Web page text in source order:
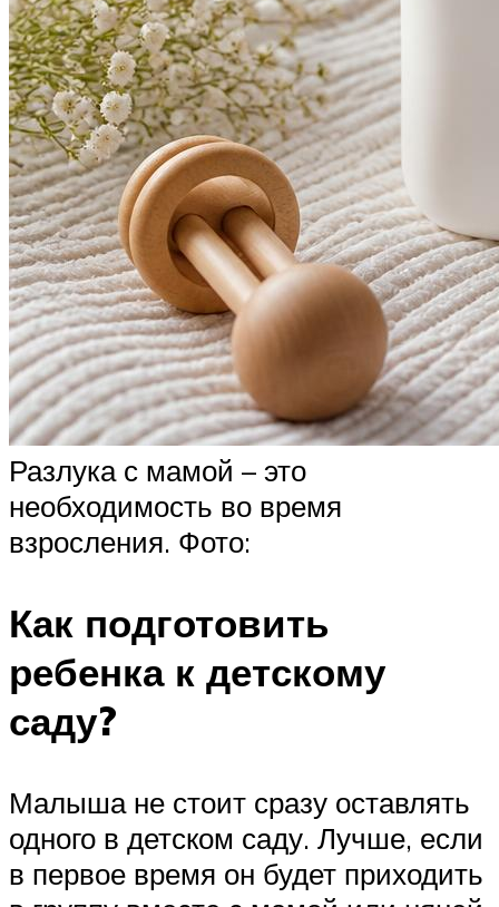
Разлука с мамой – это
необходимость во время
взросления. Фото:
Как подготовить
ребенка к детскому
саду?
Малыша не стоит сразу оставлять
одного в детском саду. Лучше, если
в первое время он будет приходить